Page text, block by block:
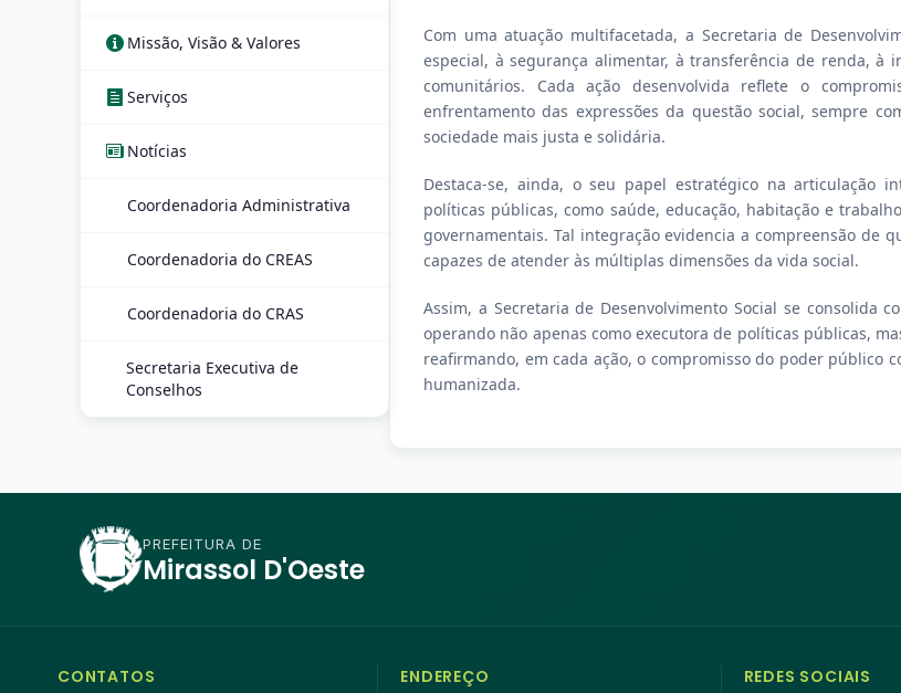
Missão, Visão & Valores
Serviços
Notícias
Coordenadoria Administrativa
Coordenadoria do CREAS
Coordenadoria do CRAS
Secretaria Executiva de
Conselhos
Com uma atuação multifacetada, a Secretaria de
especial, à segurança alimentar, à transferência de renda,
comunitários. Cada ação desenvolvida reflete o
enfrentamento das expressões da questão social, sempre
sociedade mais justa e solidária.
Destaca-se, ainda, o seu papel estratégico na articulação
políticas públicas, como saúde, educação, habitação e
governamentais. Tal integração evidencia a compreensão de
capazes de atender às múltiplas dimensões da vida social.
Assim, a Secretaria de Desenvolvimento Social se consolida
operando não apenas como executora de políticas públicas,
reafirmando, em cada ação, o compromisso do poder público
humanizada.
PREFEITURA DE
Mirassol D'Oeste
CONTATOS ENDEREÇO REDES SOCIAIS